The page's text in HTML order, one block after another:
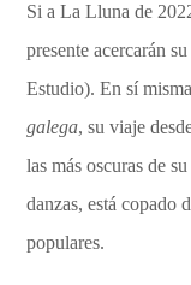
Si a La Lluna de
presente acercarán
Estudio). En sí
galega, su viaje
las más oscuras de
danzas, está copado
populares.